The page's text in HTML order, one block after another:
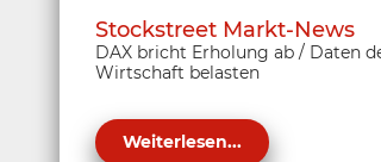
Stockstreet Markt-News
DAX bricht Erholung ab / Daten
Wirtschaft belasten
Weiterlesen...